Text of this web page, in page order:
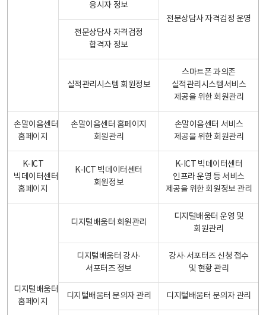
응시자 정보
전문상담사 자격검정 운영
전문상담사 자격검정
합격자 정보
실적관리시스템 회원정보
스마트폰 과의존
실적관리시스템서비스
제공을 위한 회원관리
손말이음센터
홈페이지
손말이음센터 홈페이지
회원관리
손말이음센터 서비스
제공을 위한 회원관리
K-ICT
빅데이터센터
홈페이지
K-ICT 빅데이터센터
회원정보
K-ICT 빅데이터센터
인프라 운영 등 서비스
제공을 위한 회원정보 관리
디지털배움터
홈페이지
디지털배움터 회원관리
디지털배움터 운영 및
회원관리
디지털배움터 강사·
서포터즈 정보
강사·서포터즈 신청 접수
및 현황 관리
디지털배움터 문의자 관리 디지털배움터 문의자 관리